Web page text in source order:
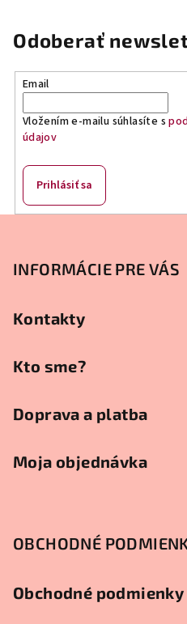
k
Odoberať
Email
Vložením e-mailu súhlasíte s
údajov
Prihlásiť sa
INFORMÁCIE PRE VÁS
Kontakty
Kto sme?
Doprava a platba
Moja objednávka
OBCHODNÉ
Obchodné podmienky